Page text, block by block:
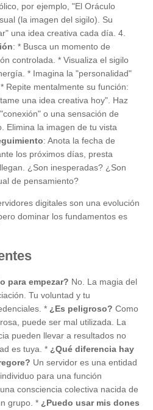
por ejemplo, "El Oráculo
(la imagen del sigilo). Su
una idea creativa cada día. 4.
: * Busca un momento de
controlada. * Visualiza el sigilo
* Imagina la "personalidad"
Repite mentalmente su función:
una idea creativa hoy". Haz
o una sensación de
Elimina la imagen de tu vista
: Anota la fecha de
los próximos días, presta
¿Son inesperadas? ¿Son
de pensamiento?
digitales son una evolución
dominar los fundamentos es
para empezar? No. La magia del
Tu voluntad y tu
* ¿Es peligroso? Como
puede ser mal utilizada. La
pueden llevar a resultados no
es tuya. * ¿Qué diferencia hay
Un servidor es una entidad
para una función
consciencia colectiva nacida de
grupo. * ¿Puedo usar mis dones